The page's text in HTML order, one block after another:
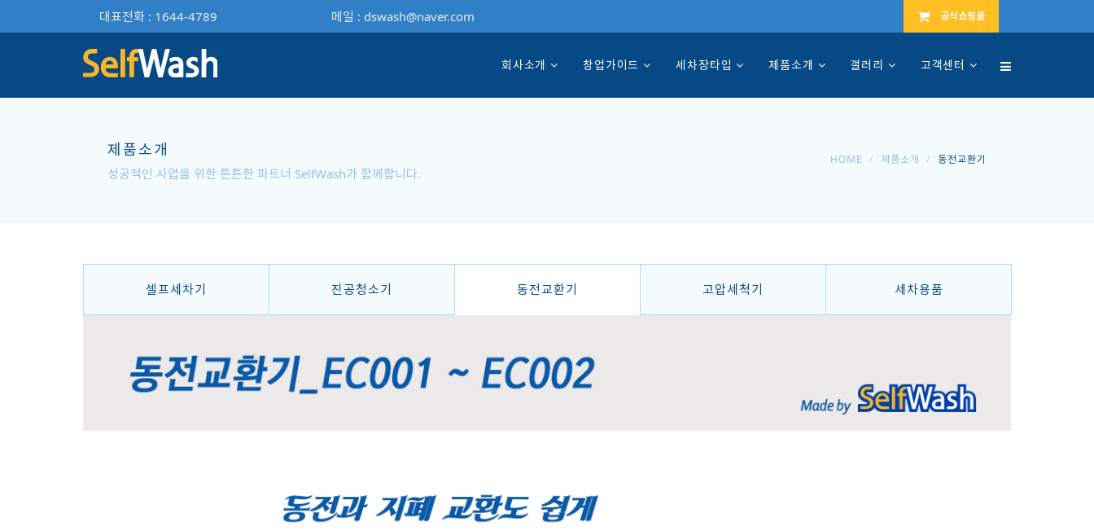
대표전화 : 1644-4789 메일 : dswash@naver.com 공식쇼핑몰
회사소개 창업가이드 세차장타입 제품소개 갤러리 고객센터
제품소개
성공적인 사업을 위한 튼튼한 파트너 SelfWash가 함께합니다.
HOME 제품소개 동전교환기
셀프세차기 진공청소기 동전교환기 고압세척기 세차용품